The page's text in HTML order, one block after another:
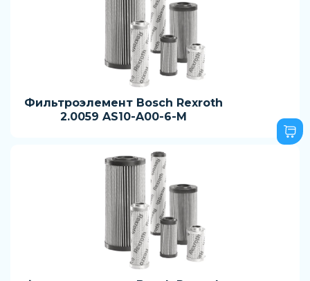
Фильтроэлемент Bosch Rexroth
2.0059 AS10-A00-6-M